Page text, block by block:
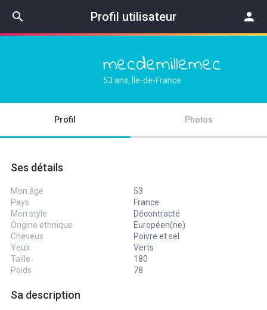
search Profil utilisateur person
mecdemillemec
53 ans, Île-de-France
Profil Photos
Ses détails
Mon âge
53
Pays
France
Mon style
Décontracté
Origine ethnique
Européen(ne)
Cheveux
Poivre et sel
Yeux
Verts
Taille
180
Poids
78
Sa description